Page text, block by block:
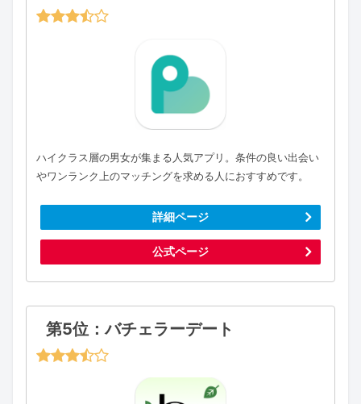
ハイクラス層の男女が集まる人気アプリ。条件の良い出会い
やワンランク上のマッチングを求める人におすすめです。
詳細ページ
公式ページ
第5位：バチェラーデート